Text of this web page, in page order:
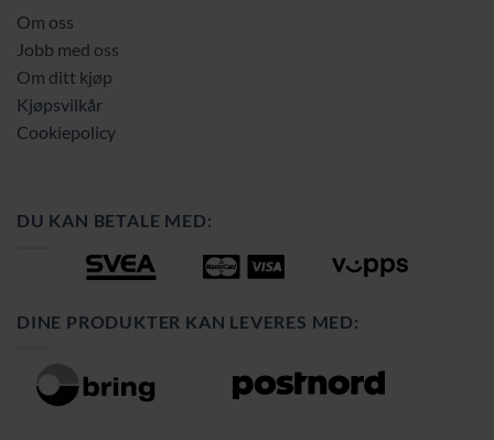
Om oss
Jobb med oss
Om ditt kjøp
Kjøpsvilkår
Cookiepolicy
DU KAN BETALE MED:
DINE PRODUKTER KAN LEVERES MED: